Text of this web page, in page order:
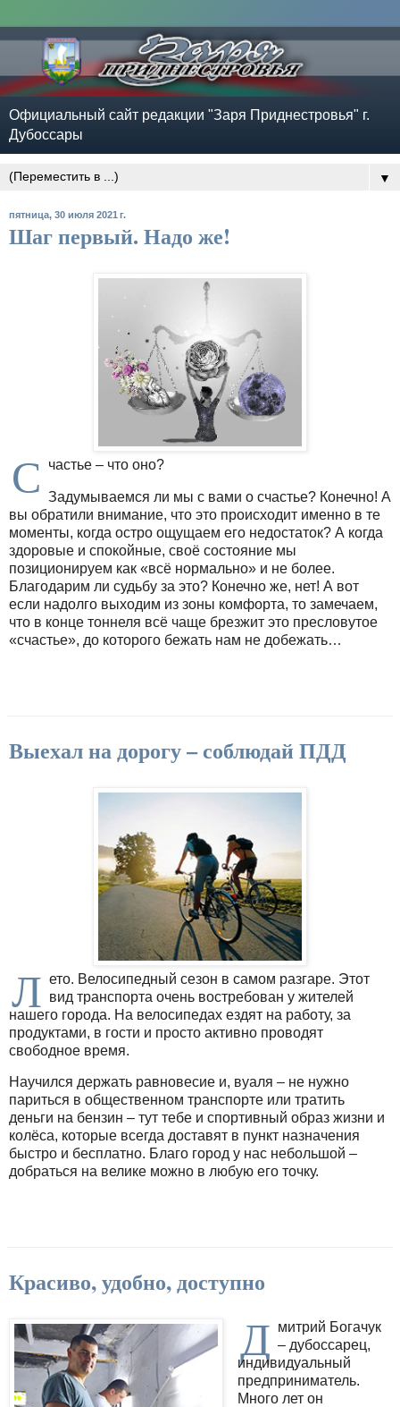
Официальный сайт редакции "Заря Приднестровья" г.
Дубоссары
▼
пятница, 30 июля 2021 г.
Шаг первый. Надо же!
С частье – что оно?
Задумываемся ли мы с вами о счастье? Конечно! А
вы обратили внимание, что это происходит именно в те
моменты, когда остро ощущаем его недостаток? А когда
здоровые и спокойные, своё состояние мы
позиционируем как «всё нормально» и не более.
Благодарим ли судьбу за это? Конечно же, нет! А вот
если надолго выходим из зоны комфорта, то замечаем,
что в конце тоннеля всё чаще брезжит это пресловутое
«счастье», до которого бежать нам не добежать…
Выехал на дорогу – соблюдай ПДД
Л ето. Велосипедный сезон в самом разгаре. Этот
вид транспорта очень востребован у жителей
нашего города. На велосипедах ездят на работу, за
продуктами, в гости и просто активно проводят
свободное время.
Научился держать равновесие и, вуаля – не нужно
париться в общественном транспорте или тратить
деньги на бензин – тут тебе и спортивный образ жизни и
колёса, которые всегда доставят в пункт назначения
быстро и бесплатно. Благо город у нас небольшой –
добраться на велике можно в любую его точку.
Красиво, удобно, доступно
Д митрий Богачук
– дубоссарец,
индивидуальный
предприниматель.
Много лет он